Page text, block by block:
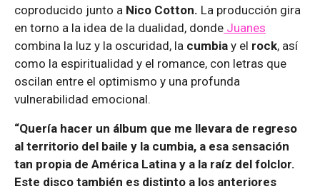
coproducido junto a Nico Cotton. La producción gira
en torno a la idea de la dualidad, donde Juanes
combina la luz y la oscuridad, la cumbia y el rock, así
como la espiritualidad y el romance, con letras que
oscilan entre el optimismo y una profunda
vulnerabilidad emocional.
“Quería hacer un álbum que me llevara de regreso
al territorio del baile y la cumbia, a esa sensación
tan propia de América Latina y a la raíz del folclor.
Este disco también es distinto a los anteriores